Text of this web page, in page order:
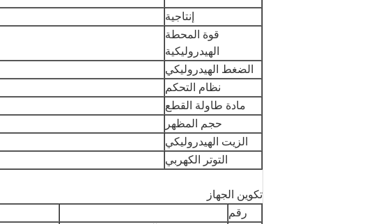
إنتاجية
قوة المحطة
الهيدروليكية
الضغط الهيدروليكي
نظام التحكم
مادة طاولة القطع
حجم المظهر
الزيت الهيدروليكي
التوتر الكهربي
تكوين الجهاز
رقم